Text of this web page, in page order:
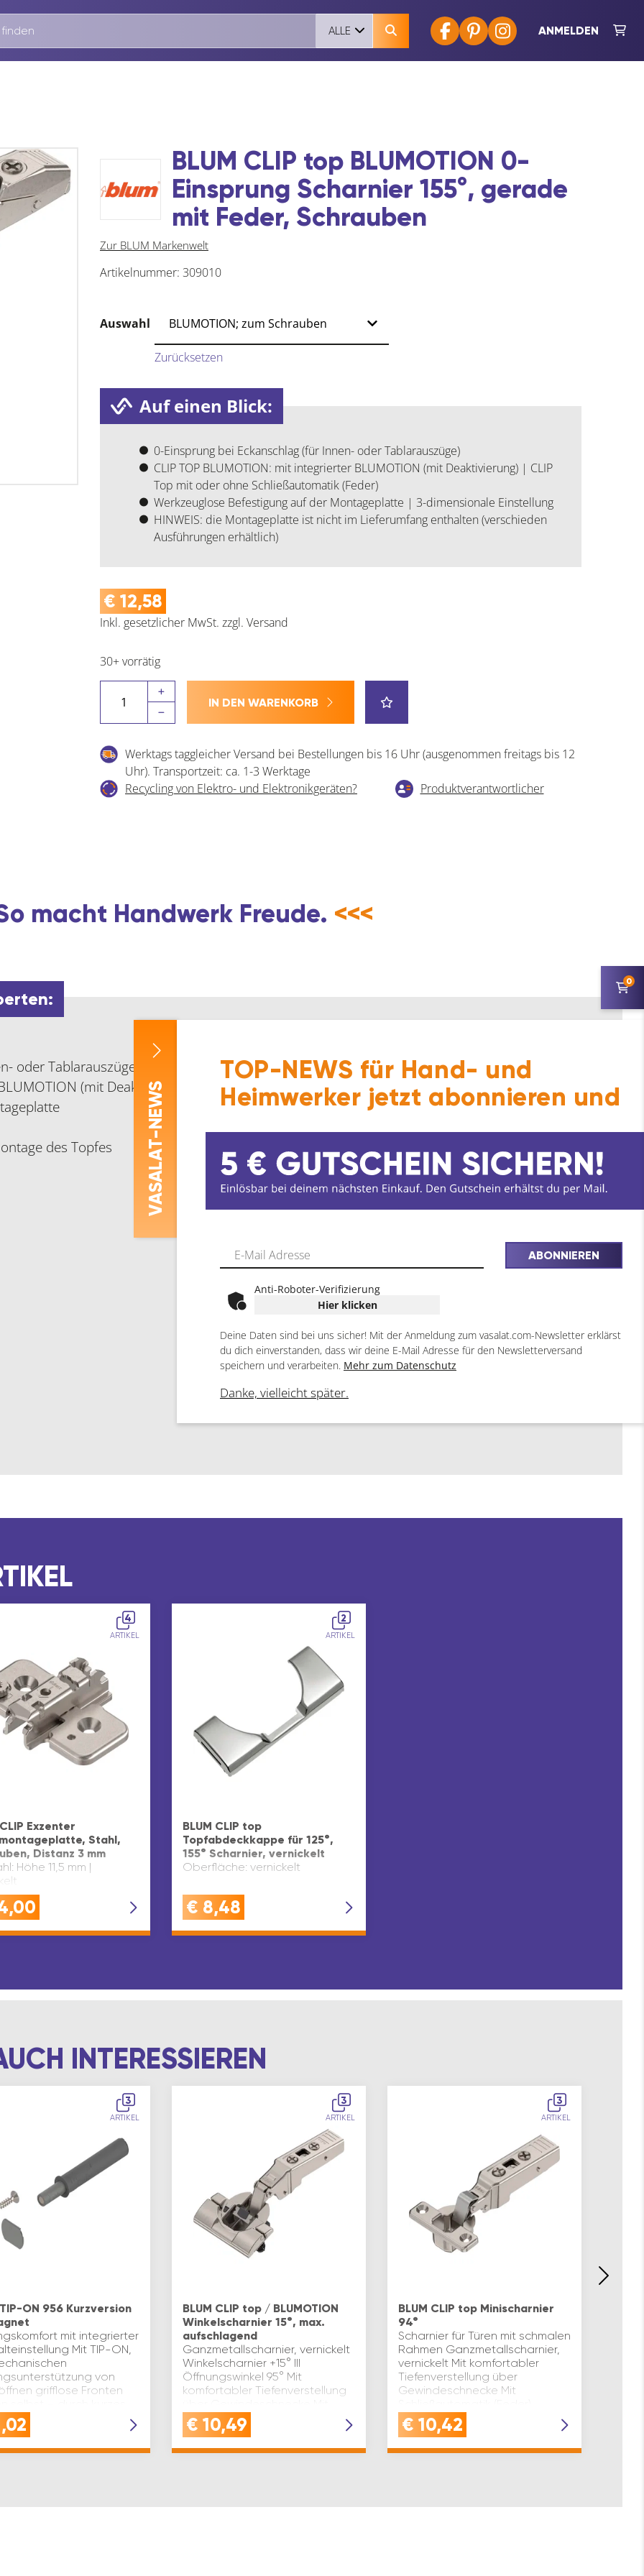
ANMELDEN
ALLE
BLUM CLIP top BLUMOTION 0-
Einsprung Scharnier 155°, gerade
mit Feder, Schrauben
Zur BLUM Markenwelt
Artikelnummer: 309010
Auswahl
Zurücksetzen
Auf einen Blick:
0-Einsprung bei Eckanschlag (für Innen- oder Tablarauszüge)
CLIP TOP BLUMOTION: mit integrierter BLUMOTION (mit Deaktivierung) | CLIP
Top mit oder ohne Schließautomatik (Feder)
Werkzeuglose Befestigung auf der Montageplatte | 3-dimensionale Einstellung
HINWEIS: die Montageplatte ist nicht im Lieferumfang enthalten (verschieden
Ausführungen erhältlich)
€ 12,58
Inkl. gesetzlicher MwSt. zzgl. Versand
30+ vorrätig
top
Einsprung
Scharnier
155°
IN DEN WARENKORB
Werktags taggleicher Versand bei Bestellungen bis 16 Uhr (ausgenommen freitags bis 12
Uhr). Transportzeit: ca. 1-3 Werktage
Recycling von Elektro- und Elektronikgeräten?
Produktverantwortlicher
macht Handwerk Freude. <<<
oder Tablarauszüge)
(mit Deaktivierung)
des Topfes
4
ARTIKEL
Exzenter
Stahl,
Distanz 3 mm
Höhe 11,5 mm |
2
ARTIKEL
BLUM CLIP top
Topfabdeckkappe für 125°,
155° Scharnier, vernickelt
Oberfläche: vernickelt
€ 8,48
INTERESSIEREN
3
ARTIKEL
TIP-ON 956 Kurzversion
mit integrierter
Mit TIP-ON,
von
grifflose Fronten
Zum Schließe…
3
ARTIKEL
BLUM CLIP top / BLUMOTION
Winkelscharnier 15°, max.
aufschlagend
Ganzmetallscharnier, vernickelt
Winkelscharnier +15° III
Öffnungswinkel 95° Mit
komfortabler Tiefenverstellung
oder ohne Schließautomatik
(Feder) Werkzeuglose Montage
€ 10,49
3
ARTIKEL
BLUM CLIP top Minischarnier
94°
Scharnier für Türen mit schmalen
Rahmen Ganzmetallscharnier,
vernickelt Mit komfortabler
Tiefenverstellung über
Gewindeschnecke Mit
Werkzeuglose Montage und
Demontage der T…
€ 10,42
0
V
ASALAT
-NEWS
TOP-NEWS für Hand- und
Heimwerker jetzt abonnieren und
ABONNIEREN
Anti-Roboter-Verifizierung
Hier klicken
Deine Daten sind bei uns sicher! Mit der Anmeldung zum vasalat.com-Newsletter erklärst
du dich einverstanden, dass wir deine E-Mail Adresse für den Newsletterversand
speichern und verarbeiten. Mehr zum Datenschutz
Danke, vielleicht später.